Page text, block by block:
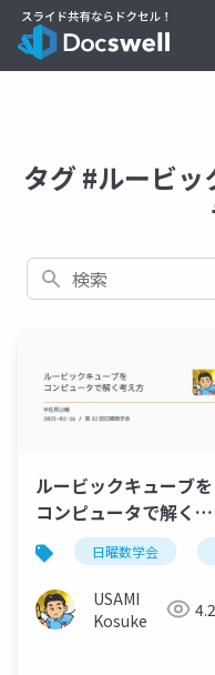
タグ #ルービッ
検索
ルービックキューブを
コンピュータで解く考
え方
日曜数学会
USAMI
Kosuke